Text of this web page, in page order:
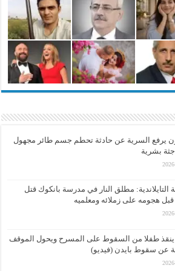
يرفع السرية عن حادثة تحطم جسم طائر مجهول
جثة بشرية
التايلاندية: مطلق النار في مدرسة بانكوك قتل
قبل هجومه على زملائه ومعلميه
طفلا من السقوط على المسرح ويحول الموقف
عن سقوط بايدن (فيديو)